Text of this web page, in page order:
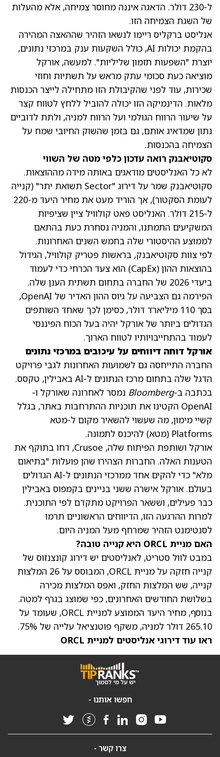
ל-230 דולר. הדאגה איננה מחוסר צמיחה, אלא מהעלות
של השגת הצמיחה הזו.
אנליסט ברקליס ריימו לנשאו הזהיר שההאצה המהירה
בהקמת יכולות AI, כולל השקעות ענק במרכזי נתונים,
יוצרת "השפעות תזמון שליליות". למעשה, אורקל
מוציאה כעת סכומי עתק מראש על תשתיות וחוזי
שכירות, עוד לפני שהקיבולת הזו מתחילה לייצר הכנסות
מלאות. הדינמיקה הזו יכולה להוביל ללחץ לטווח קצר
על שיעור הרווח הגולמי ועל הרווח למניה, ולתת לדוביים
נתון שמדאיג אותם, גם בזמן שהשוק החיובי שמח על
הצמיחה בהכנסות.
סקוטיאבנק רואה עדכון כלפי מטה של השווי
לא כל האנליסטים מודאגים באותה מידה מההוצאות.
סקוטיאבנק שמר על דירוג "Sector תשואת יתר" (קנייה
לעומת הסקטור), אך הוריד מעט את מחיר היעד מ-220
ל-215 דולר. האנליסט פאט קולוויל ציין שציפיות
המשקיעים התמתנו, והמניה נסחרת כעת בהתאם
לממוצע ההיסטורי שלה בחמש השנים האחרונות.
לפי צוות סקוטיאבנק, בראשות פטריק קולוויל, הגידול
בהוצאות ההון (CapEx) הוא צעד הכרחי כדי לעמוד
ביעדי 2026 של החברה בתחום תשתית הענן שלה.
הפירמה גם הצביעה על גיוס ההון האדיר של OpenAI,
בסך 110 מיליארד דולר, כסימן לכך שאחד השותפים
הגדולים ביותר של אורקל יהיה בעל הכוח הפיננסי
לעמוד בהתחייבויותיו לטווח הארוך.
אורקל דוחה דיווחים על עיכובים במרכזי נתונים
החברה התייחסה גם לשמועות האחרונות לגבי פרויקט
הדגל שלה בתחום מרכז הנתונים ל-AI באבילין, טקסס.
בכתבה ב-Bloomberg נמסר לאחרונה שאורקל ו-
OpenAI הקטינו את תוכניות ההתרחבות באתר, בגלל
קשיי מימון, מה שעשוי להשאיר מקום ל-מטא
Platforms (מטא) להיכנס לתמונה.
אורקל ושותפת הפיתוח שלה, Crusoe, דחו בתוקף את
הטענות האלה. החברות הצהירו שהן פועלות "בתיאום
מלא" כדי להקים אחד ממרכזי הנתונים ל-AI הגדולים
בעולם. אורקל אישרה ששני בניינים בקמפוס באבילין
כבר פעילים, וששאר הפרויקט מתקדם לפי התוכנית.
למרות ההרגעה הזו, הדיווחים הראשוניים תרמו
לסנטימנט הזהיר שמרחף מעל המניה היום.
האם מניית ORCL היא קנייה טובה?
במבט לוול סטריט, לאנליסטים יש דירוג קונצנזוס של
קנייה חזקה על מניית ORCL, המבוסס על 26 המלצות
קנייה, שש המלצות החזק, ואפס המלצות מכירה
בשלושת החודשים האחרונים, כפי שמוצג בגרף למטה.
בנוסף, מחיר היעד הממוצע למניית ORCL
, שעומד על
265.10 דולר למניה, משקף פוטנציאל עלייה של 75%.
ראו עוד דירוגי אנליסטים למניית ORCL
חפשו אותנו -
צרו קשר -